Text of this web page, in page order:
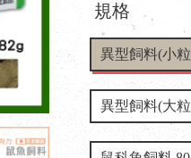
規格
異型飼料(小
異型飼料(大